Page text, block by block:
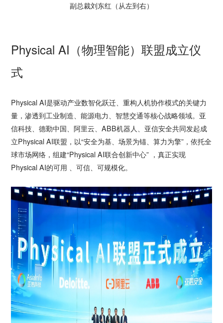
副总裁刘东红（从左到右）
Physical AI（物理智能）联盟成立仪
式
Physical AI是驱动产业数智化跃迁、重构人机协作模式的关键力
量，渗透到工业制造、能源电力、智慧交通等核心战略领域。亚
信科技、德勤中国、阿里云、ABB机器人、亚信安全共同发起成
立Physical AI联盟，以“安全为基、场景为锚、算力为擎”，依托全
球市场网络，组建“Physical AI联合创新中心” ，真正实现
Physical AI的可用 、可信、可规模化。